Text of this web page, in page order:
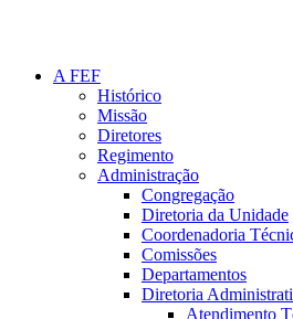
A FEF
Histórico
Missão
Diretores
Regimento
Administração
Congregação
Diretoria da Unidade
Coordenadoria
Comissões
Departamentos
Diretoria
Atendimento